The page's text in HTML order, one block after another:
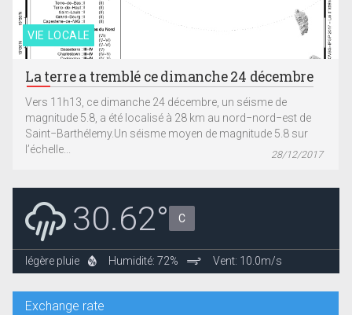
VIE LOCALE
La terre a tremblé ce dimanche 24 décembre
Vers 11h13, ce dimanche 24 décembre, un séisme de
magnitude 5.8, a été localisé à 28 km au nord−nord−est de
Saint−Barthélemy.Un séisme moyen de magnitude 5.8 sur
l’échelle...
28/12/2017
30.62° C
légère pluie Humidité: 72% Vent: 10.0m/s
Exchange rate